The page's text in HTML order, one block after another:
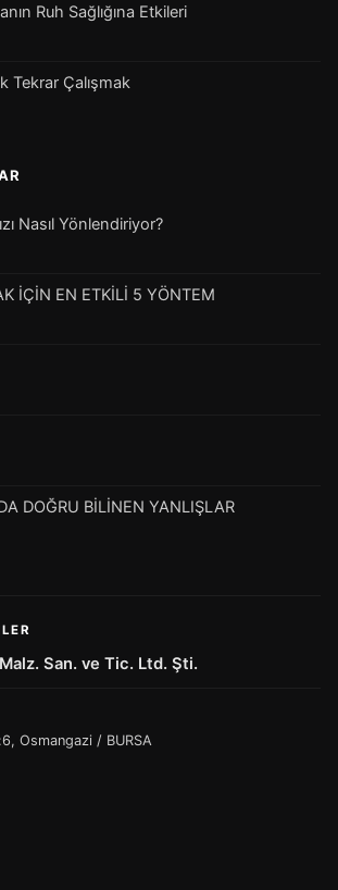
Ruh Sağlığına Etkileri
Tekrar Çalışmak
Nasıl Yönlendiriyor?
İÇİN EN ETKİLİ 5 YÖNTEM
DOĞRU BİLİNEN YANLIŞLAR
San. ve Tic. Ltd. Şti.
Osmangazi / BURSA